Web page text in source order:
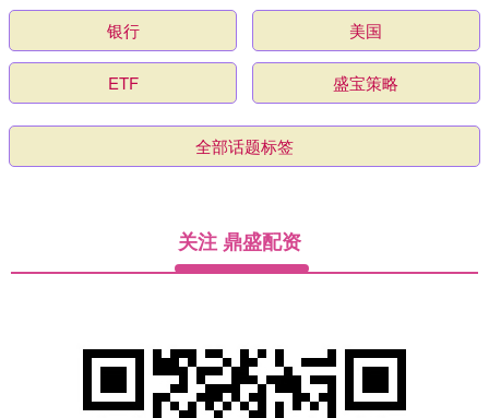
银行 美国
ETF 盛宝策略
全部话题标签
关注 鼎盛配资